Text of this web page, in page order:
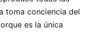
toma conciencia del
es la única